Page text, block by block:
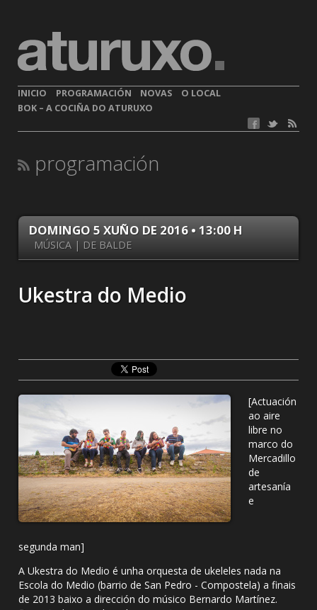
INICIO PROGRAMACIÓN NOVAS
O LOCAL
BOK – A COCIÑA DO ATURUXO
programación
DOMINGO 5 XUÑO DE 2016 • 13:00 H
MÚSICA | DE BALDE
Ukestra do Medio
[Actuación
ao aire
libre no
marco do
Mercadillo
de
artesanía
e
segunda man]
A Ukestra do Medio é unha orquesta de ukeleles nada na
Escola do Medio (barrio de San Pedro - Compostela) a finais
de 2013 baixo a dirección do músico Bernardo Martínez.